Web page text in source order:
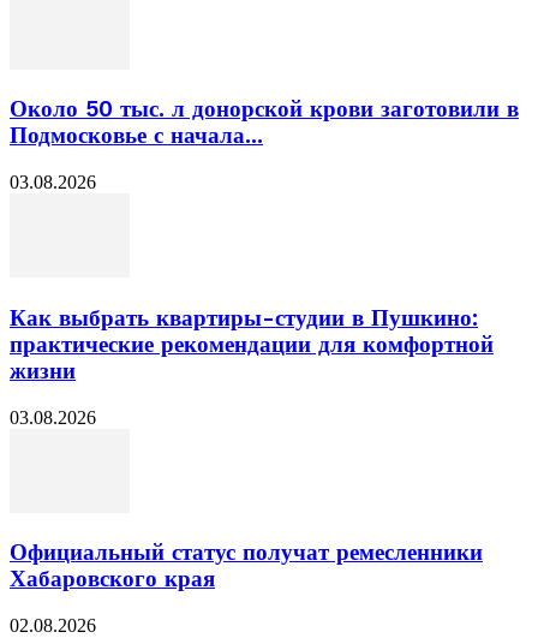
Около 50 тыс. л донорской крови заготовили в
Подмосковье с начала...
03.08.2026
Как выбрать квартиры-студии в Пушкино:
практические рекомендации для комфортной
жизни
03.08.2026
Официальный статус получат ремесленники
Хабаровского края
02.08.2026